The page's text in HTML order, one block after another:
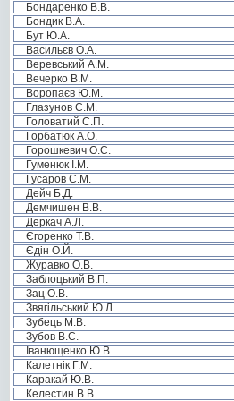
Бондаренко В.В.
Бондик В.А.
Бут Ю.А.
Васильєв О.А.
Веревський А.М.
Вечерко В.М.
Воропаєв Ю.М.
Глазунов С.М.
Головатий С.П.
Горбатюк А.О.
Горошкевич О.С.
Гуменюк І.М.
Гусаров С.М.
Дейч Б.Д.
Демчишен В.В.
Деркач А.Л.
Єгоренко Т.В.
Єдін О.Й.
Журавко О.В.
Заблоцький В.П.
Зац О.В.
Звягільський Ю.Л.
Зубець М.В.
Зубов В.С.
Іванющенко Ю.В.
Калетнік Г.М.
Каракай Ю.В.
Келестин В.В.